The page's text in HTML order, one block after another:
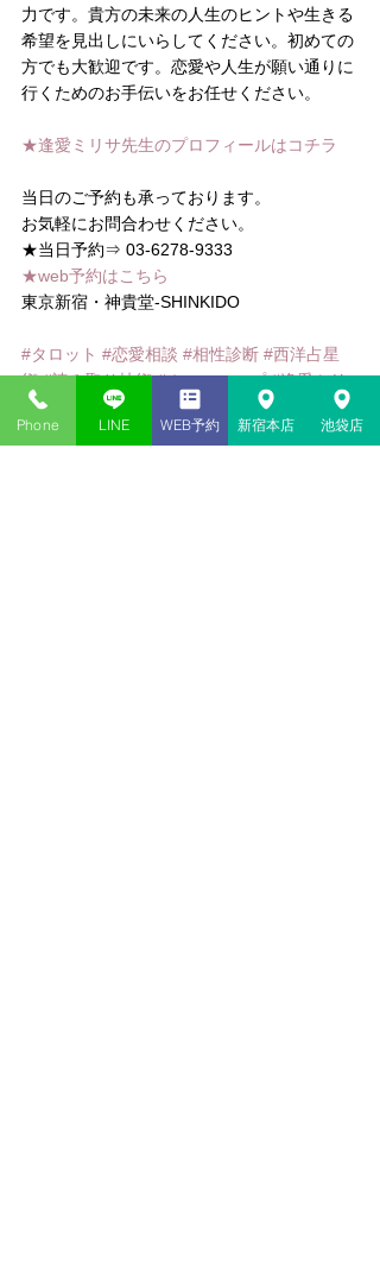
力です。貴方の未来の人生のヒントや生きる
希望を見出しにいらしてください。初めての
方でも大歓迎です。恋愛や人生が願い通りに
行くためのお手伝いをお任せください。
★逢愛ミリサ先生のプロフィールはコチラ
当日のご予約も承っております。
お気軽にお問合わせください。
★当日予約⇒ 03-6278-9333
★web予約はこちら
東京新宿・神貴堂-SHINKIDO
#タロット #恋愛相談 #相性診断 #西洋占星
術 #読み取り技術 #ホロスコープ #逢愛ミリ
サ #ルーン #オラクルカード #恋愛 #ミリサ
Phone LINE WEB予約 新宿本店 池袋店